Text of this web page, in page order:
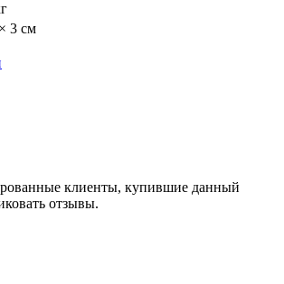
3 см
клиенты, купившие данный
отзывы.